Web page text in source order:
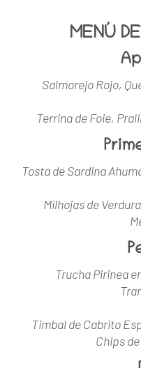
MENÚ
Salmorejo Rojo,
Terrina de Foie,
Tosta de Sardina
Milhojas de
Trucha Pirinea
Timbal de Cabrito
Chips